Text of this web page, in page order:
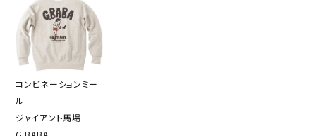
コンビネーションミー
ル
ジャイアント馬場